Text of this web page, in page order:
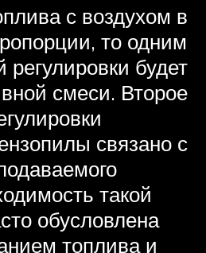
с воздухом в
то одним
регулировки будет
смеси. Второе
связано с
такой
обусловлена
топлива и